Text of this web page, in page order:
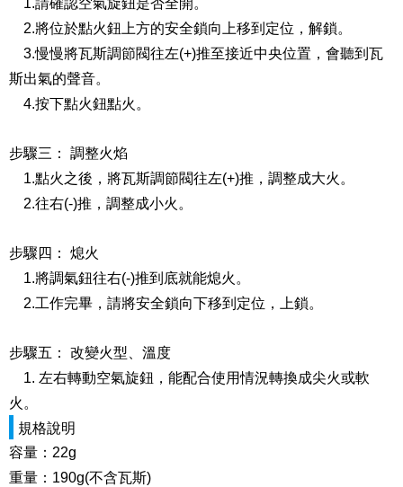
1.請確認空氣旋鈕是否全開。
2.將位於點火鈕上方的安全鎖向上移到定位，解鎖。
3.慢慢將瓦斯調節閥往左(+)推至接近中央位置，會聽到瓦
斯出氣的聲音。
4.按下點火鈕點火。
步驟三： 調整火焰
1.點火之後，將瓦斯調節閥往左(+)推，調整成大火。
2.往右(-)推，調整成小火。
步驟四： 熄火
1.將調氣鈕往右(-)推到底就能熄火。
2.工作完畢，請將安全鎖向下移到定位，上鎖。
步驟五： 改變火型、溫度
1. 左右轉動空氣旋鈕，能配合使用情況轉換成尖火或軟
火。
規格說明
容量：22g
重量：190g(不含瓦斯)